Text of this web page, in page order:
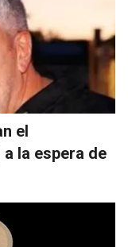
el
la espera de